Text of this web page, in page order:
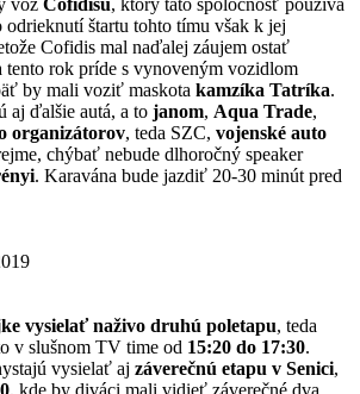
odrieknutí štartu tohto tímu však k jej
Cofidis mal naďalej záujem ostať
tento rok príde s vynoveným vozidlom
by mali voziť maskota kamzíka Tatríka.
aj ďalšie autá, a to janom, Aqua Trade,
organizátorov, teda SZC, vojenské auto
chýbať nebude dlhoročný speaker
. Karavána bude jazdiť 20-30 minút pred
vysielať naživo druhú poletapu, teda
v slušnom TV time od 15:20 do 17:30.
vysielať aj záverečnú etapu v Senici,
, kde by diváci mali vidieť záverečné dva